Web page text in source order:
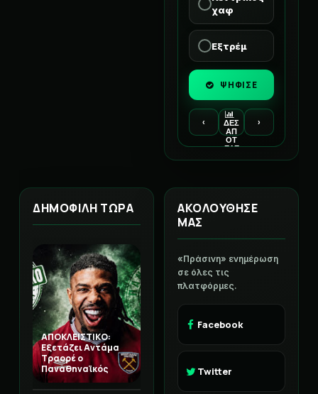
χαφ
Εξτρέμ
ΨΗΦΙΣΕ
‹
ΔΕΣ
ΑΠ
ΟΤ
ΕΛΕ
›
ΔΗΜΟΦΙΛΗ ΤΩΡΑ
ΑΠΟΚΛΕΙΣΤΙΚΟ:
Εξετάζει Αντάμα
Τραορέ ο
Παναθηναϊκός
ΑΚΟΛΟΥΘΗΣΕ
ΜΑΣ
«Πράσινη» ενημέρωση
σε όλες τις
πλατφόρμες.
Facebook
Twitter